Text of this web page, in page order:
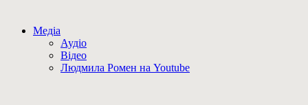
Медіа
Аудіо
Відео
Людмила Ромен на Youtube